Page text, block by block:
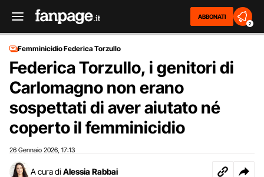
ABBONATI
2
Femminicidio Federica Torzullo
Federica Torzullo, i genitori di
Carlomagno non erano
sospettati di aver aiutato né
coperto il femminicidio
26 Gennaio 2026 17:13
A cura di Alessia Rabbai